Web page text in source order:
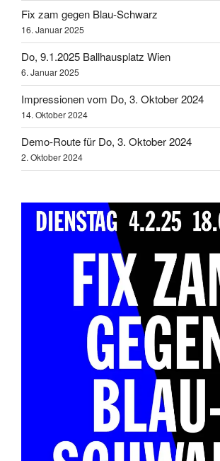
Fix zam gegen Blau-Schwarz
16. Januar 2025
Do, 9.1.2025 Ballhausplatz Wien
6. Januar 2025
Impressionen vom Do, 3. Oktober 2024
14. Oktober 2024
Demo-Route für Do, 3. Oktober 2024
2. Oktober 2024